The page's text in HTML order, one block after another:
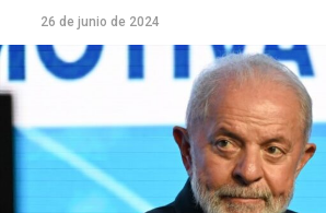
26 de junio de 2024